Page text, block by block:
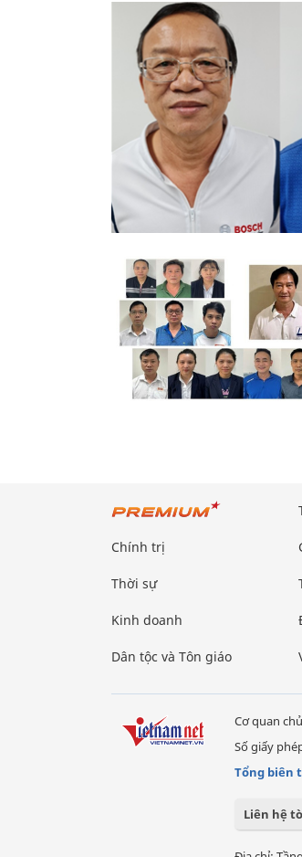
Chính trị
Thời sự
Kinh doanh
Dân tộc và Tôn giáo
Cơ quan
Số giấy
Tổng biên
Liên hệ